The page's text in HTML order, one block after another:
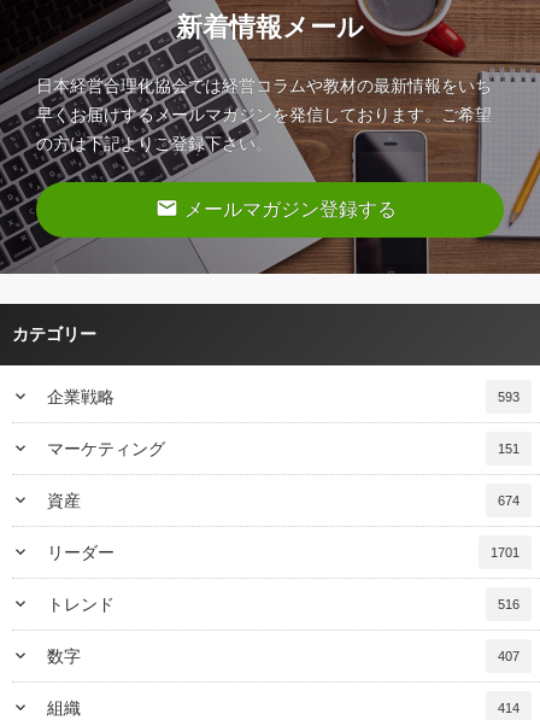
新着情報メール
日本経営合理化協会では経営コラムや教材の最新情報をいち
早くお届けするメールマガジンを発信しております。ご希望
の方は下記よりご登録下さい。
email メールマガジン登録する
カテゴリー
keyboard_arrow_down 企業戦略 593
keyboard_arrow_down マーケティング 151
keyboard_arrow_down 資産 674
keyboard_arrow_down リーダー 1701
keyboard_arrow_down トレンド 516
keyboard_arrow_down 数字 407
keyboard_arrow_down 組織 414